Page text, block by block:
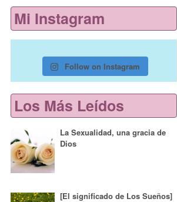
Mi Instagram
Follow on Instagram
Los Más Leídos
La Sexualidad, una gracia de
Dios
[El significado de Los Sueños]